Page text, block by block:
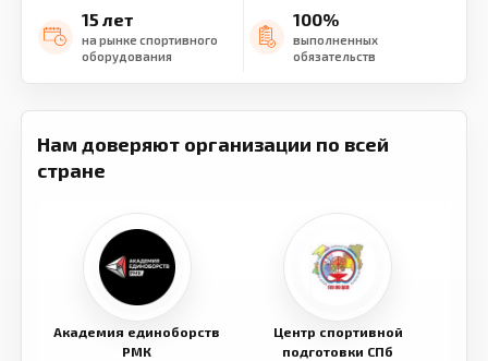
15 лет
на рынке спортивного
оборудования
100%
выполненных
обязательств
Нам доверяют организации по всей
стране
Академия единоборств
РМК
Центр спортивной
подготовки СПб